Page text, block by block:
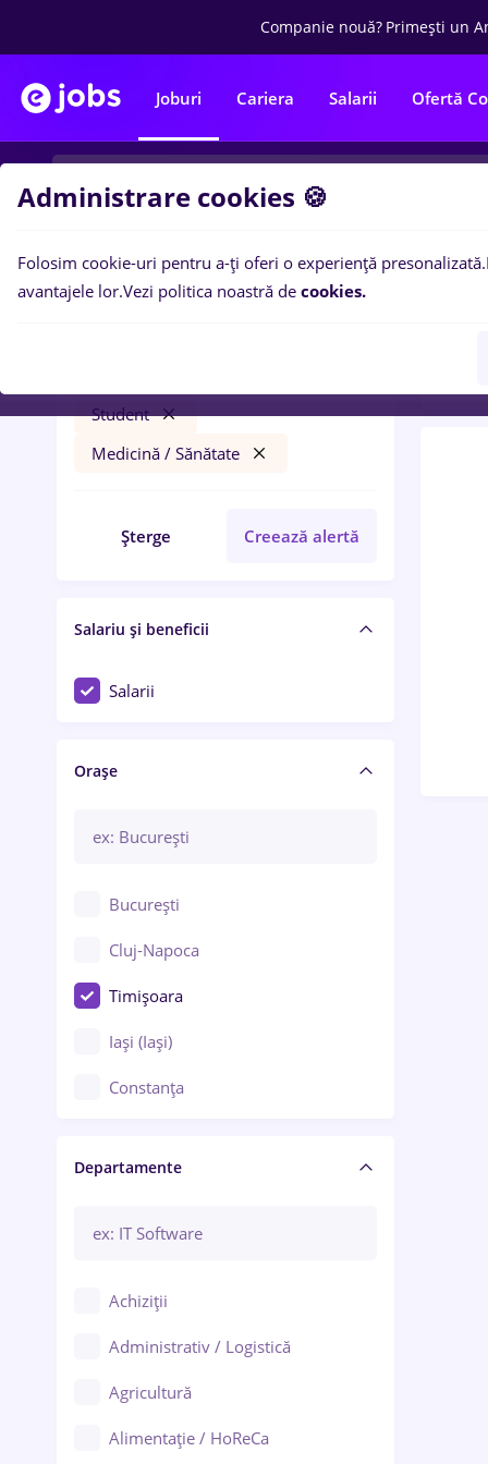
Companie nouă? Primești un
Joburi Cariera Salarii Ofertă
Filtre
Student
Medicină / Sănătate
Șterge Creează alertă
Salariu și beneficii
Salarii
Orașe
București
Cluj-Napoca
Timișoara
Iași (Iași)
Constanța
Brașov
Bacău
Galați (Galați)
Ploiești
Departamente
Achiziții
Administrativ / Logistică
Agricultură
Alimentație / HoReCa
0
Administrare cookies 🍪
Folosim cookie-uri pentru a-ți oferi o experiență presonalizată.
avantajele lor.Vezi politica noastră de cookies.